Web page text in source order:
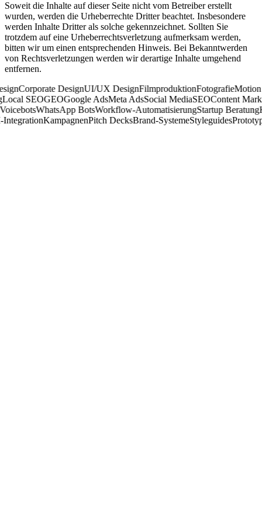
Soweit die Inhalte auf dieser Seite nicht vom Betreiber erstellt
wurden, werden die Urheberrechte Dritter beachtet. Insbesondere
werden Inhalte Dritter als solche gekennzeichnet. Sollten Sie
trotzdem auf eine Urheberrechtsverletzung aufmerksam werden,
bitten wir um einen entsprechenden Hinweis. Bei Bekanntwerden
von Rechtsverletzungen werden wir derartige Inhalte umgehend
entfernen.
Corporate DesignUI/UX DesignFilmproduktionFotografieMotion
Local SEOGEOGoogle AdsMeta AdsSocial MediaSEOContent
WhatsApp BotsWorkflow-AutomatisierungStartup Beratung
IntegrationKampagnenPitch DecksBrand-SystemeStyleguides